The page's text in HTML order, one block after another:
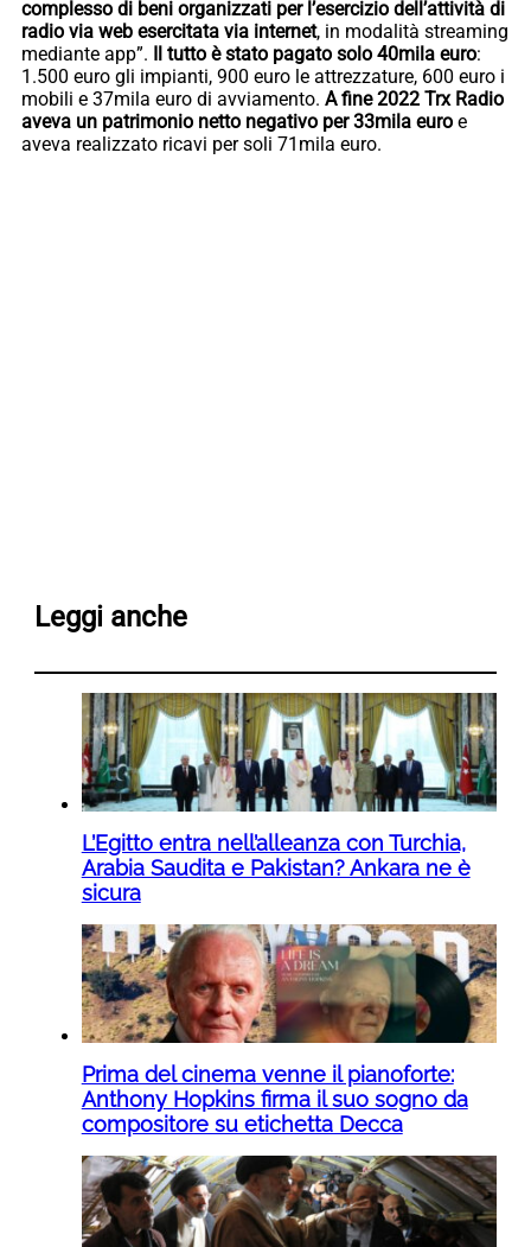
complesso di beni organizzati per l’esercizio dell’attività di
radio via web esercitata via internet, in modalità streaming
mediante app”. Il tutto è stato pagato solo 40mila euro:
1.500 euro gli impianti, 900 euro le attrezzature, 600 euro i
mobili e 37mila euro di avviamento. A fine 2022 Trx Radio
aveva un patrimonio netto negativo per 33mila euro e
aveva realizzato ricavi per soli 71mila euro.
Leggi anche
L’Egitto entra nell’alleanza con Turchia,
Arabia Saudita e Pakistan? Ankara ne è
sicura
Prima del cinema venne il pianoforte:
Anthony Hopkins firma il suo sogno da
compositore su etichetta Decca